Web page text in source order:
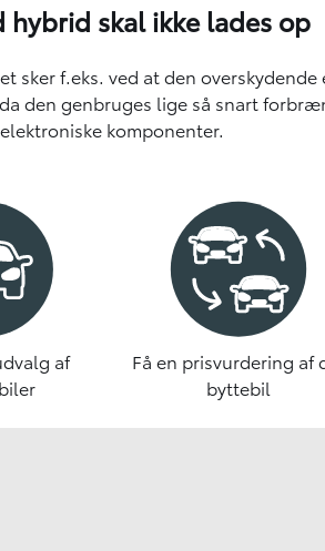
hybrid skal ikke lades op
f.eks. ved at den
den genbruges lige så snart
elektroniske komponenter.
af
Få en prisvurdering af
byttebil